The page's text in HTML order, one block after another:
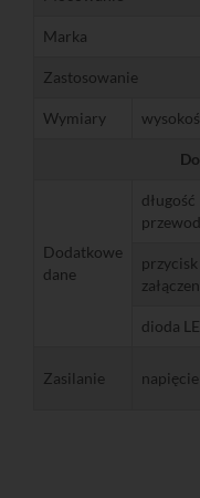
Marka
Zastosowanie
Wymiary
Dodatkowe
dane
długość
przycisk
dioda
Zasilanie napięcie